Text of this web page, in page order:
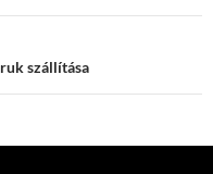
szállítása